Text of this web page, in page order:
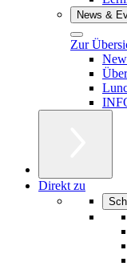
News &
Zur
Direkt zu